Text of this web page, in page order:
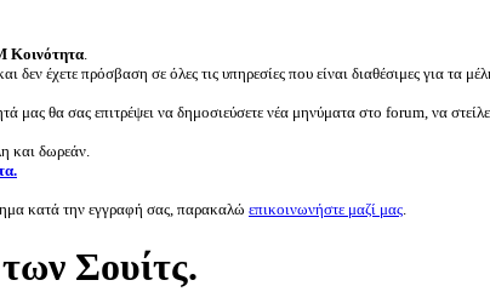
Κοινότητα.
δεν έχετε πρόσβαση σε όλες τις υπηρεσίες που είναι διαθέσιμες για τα
μας θα σας επιτρέψει να δημοσιεύσετε νέα μηνύματα στο forum, να
και δωρεάν.
κατά την εγγραφή σας, παρακαλώ επικοινωνήστε μαζί μας.
Σουίτς.